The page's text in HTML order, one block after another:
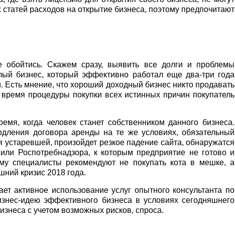
расходов на открытие бизнеса, поэтому предпочитают
обойтись. Скажем сразу, выявить все долги и проблемы
бизнес, который эффективно работал еще два-три года
Есть мнение, что хороший доходный бизнес никто продавать
процедуры покупки всех истинных причин покупатель
когда человек станет собственником данного бизнеса.
договора аренды на те же условиях, обязательный
произойдет резкое падение сайта, обнаружатся
Роспотребнадзора, к которым предприятие не готово и
специалисты рекомендуют не покупать кота в мешке, а
кризис 2018 года.
активное использование услуг опытного консультанта по
идею эффективного бизнеса в условиях сегодняшнего
с учетом возможных рисков, спроса.